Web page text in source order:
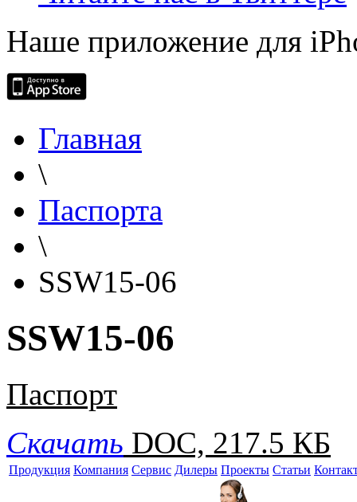
Наше приложение для
Главная
\
Паспорта
\
SSW15-06
SSW15-06
Паспорт
Скачать DOC, 217.5 КБ
Продукция Компания Сервис Дилеры Проекты Статьи